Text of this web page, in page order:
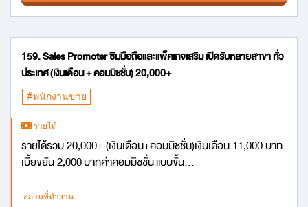
159. Sales Promoter ซิมมือถือและแพ็คเกจเสริม เปิดรับหลายสาขา ทั่ว
ประเทศ (เงินเดือน + คอมมิชชั่น) 20,000+
#พนักงานขาย
รายได้
รายได้รวม 20,000+ (เงินเดือน+คอมมิชชั่น)เงินเดือน 11,000 บาท
เบี้ยขยัน 2,000 บาทค่าคอมมิชชั่น แบบขั้น...
สถานที่ทำงาน